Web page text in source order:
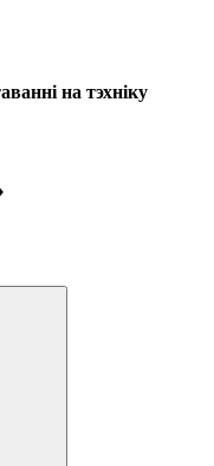
на тэхніку